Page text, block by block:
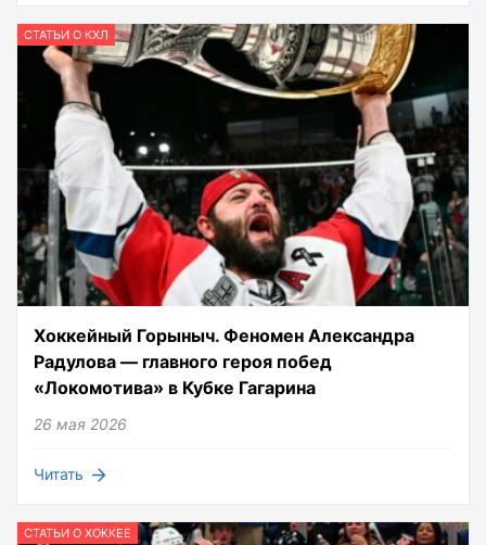
СТАТЬИ О КХЛ
Хоккейный Горыныч. Феномен Александра
Радулова — главного героя побед
«Локомотива» в Кубке Гагарина
26 мая 2026
Читать
СТАТЬИ О ХОККЕЕ